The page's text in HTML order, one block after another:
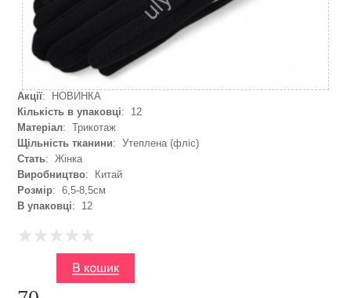
Акції: НОВИНКА
Кількість в упаковці: 12
Матеріал: Трикотаж
Щільність тканини: Утеплена (фліс)
Стать: Жінка
Виробництво: Китай
Розмір: 6,5-8,5см
В упаковці: 12